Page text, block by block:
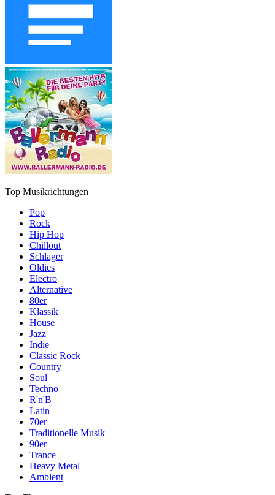
Top Musikrichtungen
Pop
Rock
Hip Hop
Chillout
Schlager
Oldies
Electro
Alternative
80er
Klassik
House
Jazz
Indie
Classic Rock
Country
Soul
Techno
R'n'B
Latin
70er
Traditionelle Musik
90er
Trance
Heavy Metal
Ambient